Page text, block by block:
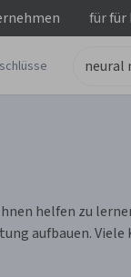
fürfür
helfen zu
aufbauen.